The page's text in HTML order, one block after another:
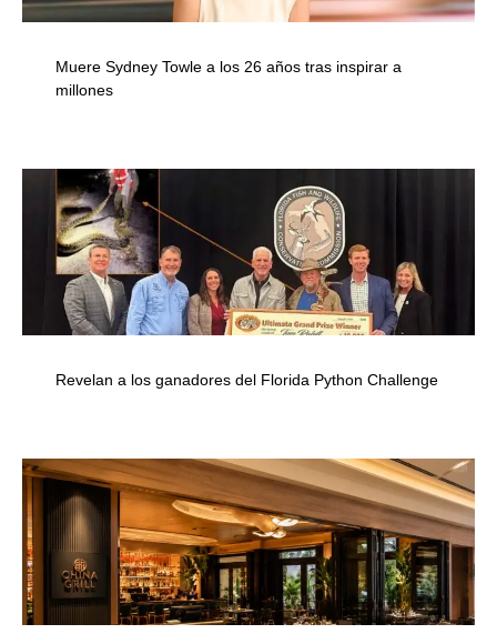
Muere Sydney Towle a los 26 años tras inspirar a
millones
Revelan a los ganadores del Florida Python Challenge